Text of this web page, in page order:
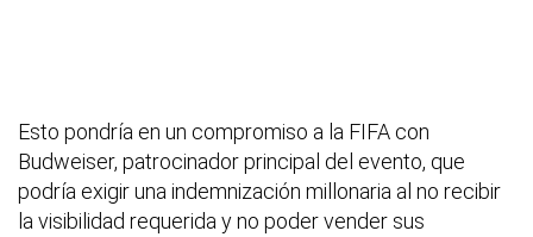
Esto pondría en un compromiso a la FIFA con
Budweiser, patrocinador principal del evento, que
podría exigir una indemnización millonaria al no recibir
la visibilidad requerida y no poder vender sus